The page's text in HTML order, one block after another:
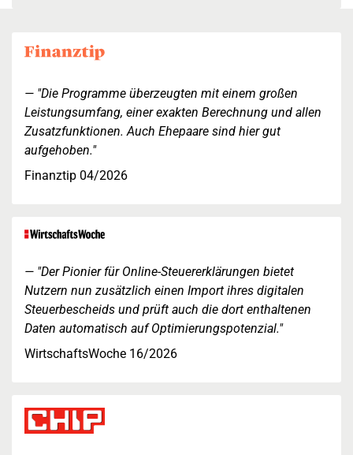
"Die Programme überzeugten mit einem großen
Leistungsumfang, einer exakten Berechnung und allen
Zusatzfunktionen. Auch Ehepaare sind hier gut
aufgehoben."
Finanztip 04/2026
"Der Pionier für Online-Steuererklärungen bietet
Nutzern nun zusätzlich einen Import ihres digitalen
Steuerbescheids und prüft auch die dort enthaltenen
Daten automatisch auf Optimierungspotenzial."
WirtschaftsWoche 16/2026